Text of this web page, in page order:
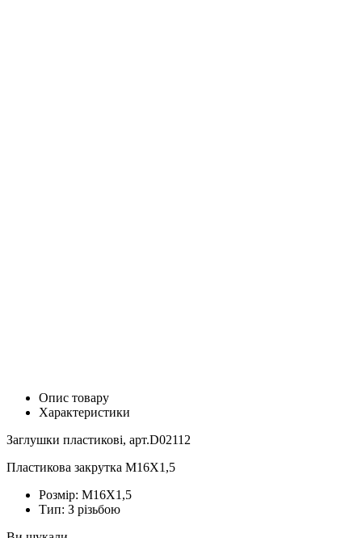
Опис товару
Характеристики
Заглушки пластикові, арт.D02112
Пластикова закрутка M16X1,5
Розмір: М16X1,5
Тип: З різьбою